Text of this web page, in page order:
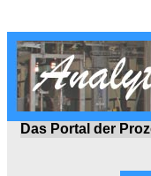
Das Portal der